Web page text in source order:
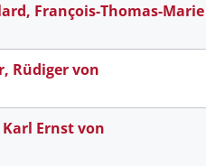
François-Thomas-
Rüdiger von
Karl Ernst von